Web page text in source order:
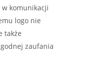
komunikacji
logo nie
także
zaufania